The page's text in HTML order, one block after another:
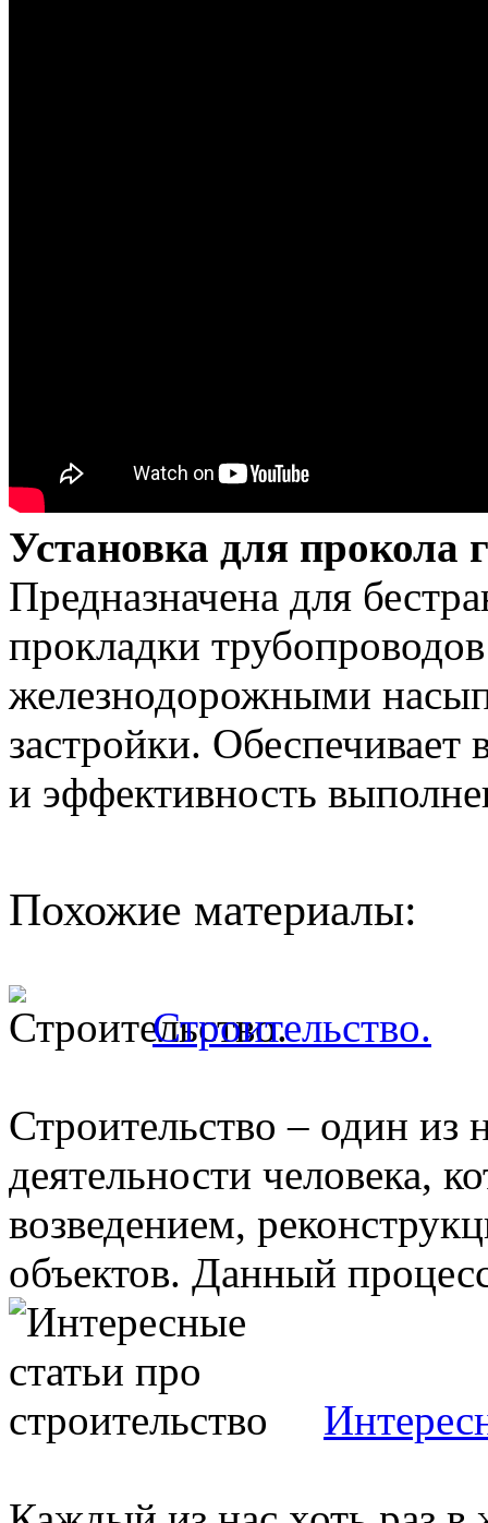
Установка для прокола
Предназначена для
прокладки
железнодорожными
застройки. Обеспечивает
и эффективность
Похожие материалы:
Строительство.
Строительство – один из
деятельности человека,
возведением,
объектов. Данный